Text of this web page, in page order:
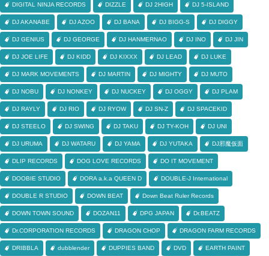
DIGITAL NINJA RECORDS DIZZLE DJ 2HIGH DJ 5-ISLAND
DJ AKANABE DJ AZOO DJ BANA DJ BIGG-S DJ DIGGY
DJ GENIUS DJ GEORGE DJ HANMERNAO DJ INO DJ JIN
DJ JOE LIFE DJ KIDD DJ KIXXX DJ LEAD DJ LUKE
DJ MARK MOVEMENTS DJ MARTIN DJ MIGHTY DJ MUTO
DJ NOBU DJ NONKEY DJ NUCKEY DJ OGGY DJ PLAM
DJ RAYLY DJ RIO DJ RYOW DJ SN-Z DJ SPACEKID
DJ STEELO DJ SWING DJ TAKU DJ TY-KOH DJ UNI
DJ URUMA DJ WATARU DJ YAMA DJ YUTAKA DJ邪魔仮面
DLIP RECORDS DOG LOVE RECORDS DO IT MOVEMENT
DOOBIE STUDIO DORA a.k.a QUEEN D DOUBLE-J International
DOUBLE R STUDIO DOWN BEAT Down Beat Ruler Records
DOWN TOWN SOUND DOZAN11 DPG JAPAN Dr.BEATZ
Dr.CORPORATION RECORDS DRAGON CHOP DRAGON FARM RECORDS
DRIBBLA dubblender DUPPIES BAND DVD EARTH PAINT